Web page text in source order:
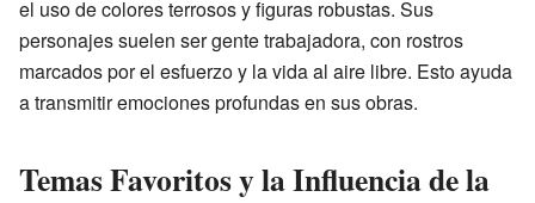
el uso de colores terrosos y figuras robustas. Sus
personajes suelen ser gente trabajadora, con rostros
marcados por el esfuerzo y la vida al aire libre. Esto ayuda
a transmitir emociones profundas en sus obras.
Temas Favoritos y la Influencia de la